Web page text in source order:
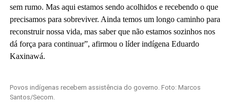
sem rumo. Mas aqui estamos sendo acolhidos e recebendo o que
precisamos para sobreviver. Ainda temos um longo caminho para
reconstruir nossa vida, mas saber que não estamos sozinhos nos
dá força para continuar”, afirmou o líder indígena Eduardo
Kaxinawá.
Povos indígenas recebem assistência do governo. Foto: Marcos
Santos/Secom.